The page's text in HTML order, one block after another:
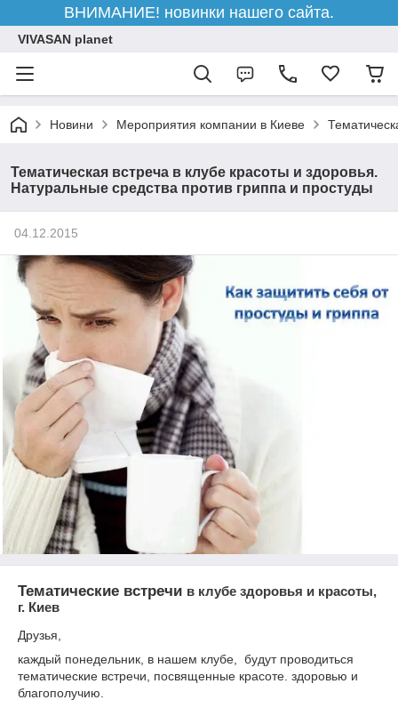
ВНИМАНИЕ! новинки нашего сайта.
VIVASAN planet
Новини Мероприятия компании в Киеве
Тематическая встреча в клубе красоты и здоровья.
Натуральные средства против гриппа и простуды
04.12.2015
Тематические встречи в клубе здоровья и красоты,
г. Киев
Друзья,
каждый понедельник, в нашем клубе, будут проводиться
тематические встречи, посвященные красоте. здоровью и
благополучию.